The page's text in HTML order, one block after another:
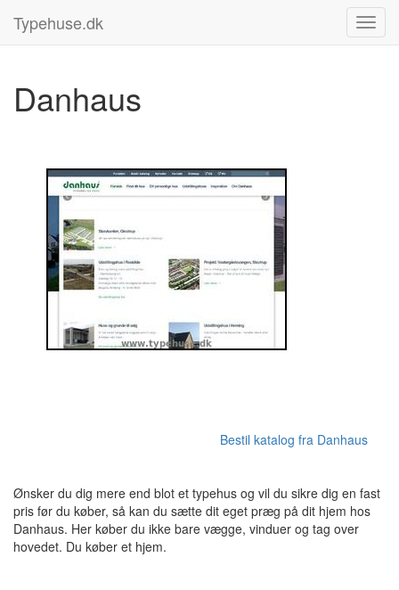
Typehuse.dk
Danhaus
Bestil katalog fra Danhaus
Ønsker du dig mere end blot et typehus og vil du sikre dig en fast
pris før du køber, så kan du sætte dit eget præg på dit hjem hos
Danhaus. Her køber du ikke bare vægge, vinduer og tag over
hovedet. Du køber et hjem.